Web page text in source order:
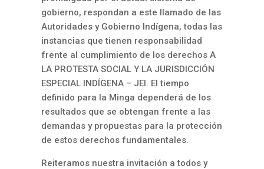
gobierno, respondan a este llamado de las
Autoridades y Gobierno Indígena, todas las
instancias que tienen responsabilidad
frente al cumplimiento de los derechos A
LA PROTESTA SOCIAL Y LA JURISDICCIÓN
ESPECIAL INDÍGENA – JEI. El tiempo
definido para la Minga dependerá de los
resultados que se obtengan frente a las
demandas y propuestas para la protección
de estos derechos fundamentales.
Reiteramos nuestra invitación a todos y